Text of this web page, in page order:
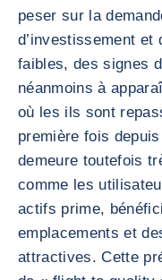
peser sur la
d’investissement et
faibles, des signes
néanmoins à
où les ils sont
première fois
demeure toutefois
comme les
actifs prime,
emplacements et
attractives. Cette